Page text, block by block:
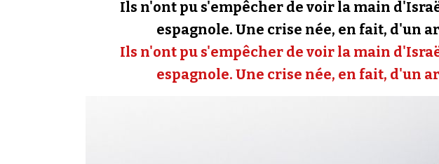
Ils n'ont pu s'empêcher de voir la main
espagnole. Une crise née, en fait, d'un
Ils n'ont pu s'empêcher de voir la main
espagnole. Une crise née, en fait, d'un